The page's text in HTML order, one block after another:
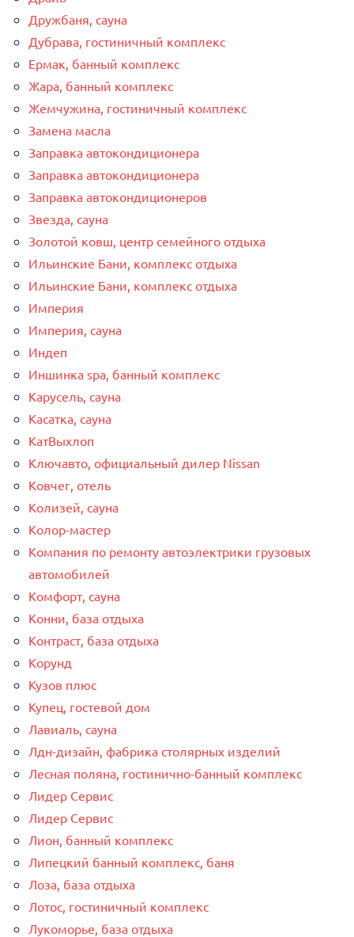
Дружбаня, сауна
Дубрава, гостиничный комплекс
Ермак, банный комплекс
Жара, банный комплекс
Жемчужина, гостиничный комплекс
Замена масла
Заправка автокондиционера
Заправка автокондиционера
Заправка автокондиционеров
Звезда, сауна
Золотой ковш, центр семейного отдыха
Ильинские Бани, комплекс отдыха
Ильинские Бани, комплекс отдыха
Империя
Империя, сауна
Индеп
Иншинка spa, банный комплекс
Карусель, сауна
Касатка, сауна
КатВыхлоп
Ключавто, официальный дилер Nissan
Ковчег, отель
Колизей, сауна
Колор-мастер
Компания по ремонту автоэлектрики грузовых
автомобилей
Комфорт, сауна
Конни, база отдыха
Контраст, база отдыха
Корунд
Кузов плюс
Купец, гостевой дом
Лавиаль, сауна
Лдн-дизайн, фабрика столярных изделий
Лесная поляна, гостинично-банный комплекс
Лидер Сервис
Лидер Сервис
Лион, банный комплекс
Липецкий банный комплекс, баня
Лоза, база отдыха
Лотос, гостиничный комплекс
Лукоморье, база отдыха